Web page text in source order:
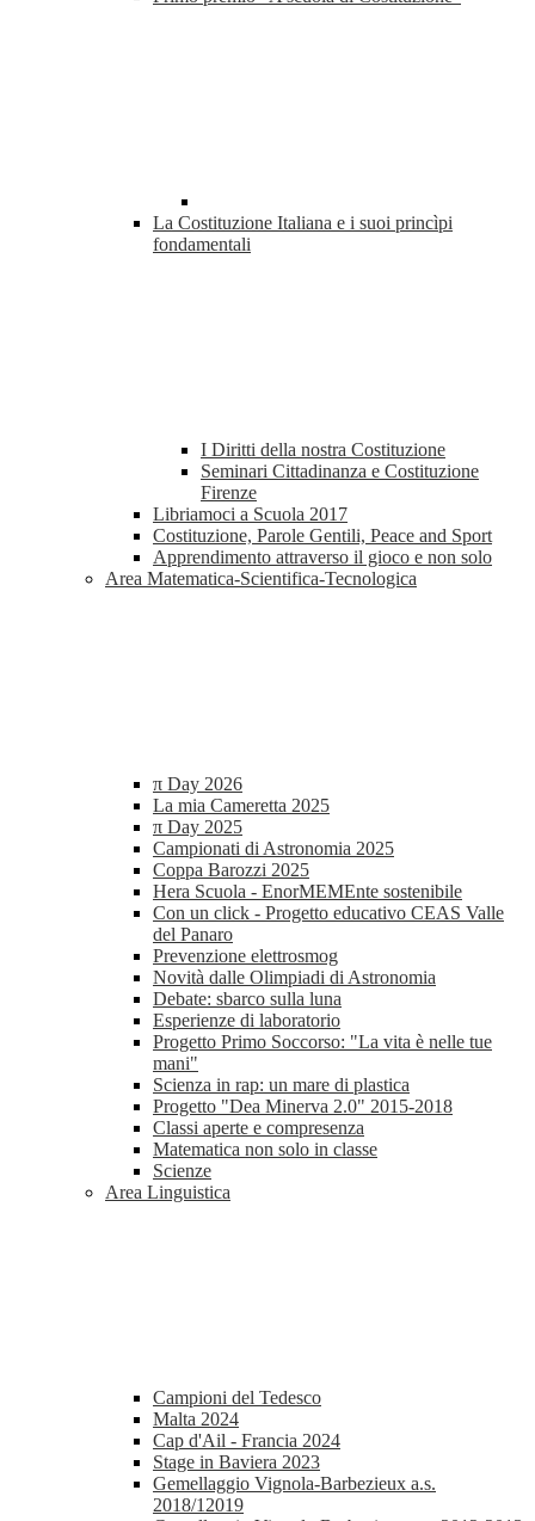
La Costituzione Italiana e i suoi princìpi
fondamentali
I Diritti della nostra Costituzione
Seminari Cittadinanza e Costituzione
Firenze
Libriamoci a Scuola 2017
Costituzione, Parole Gentili, Peace and Sport
Apprendimento attraverso il gioco e non solo
Area Matematica-Scientifica-Tecnologica
π Day 2026
La mia Cameretta 2025
π Day 2025
Campionati di Astronomia 2025
Coppa Barozzi 2025
Hera Scuola - EnorMEMEnte sostenibile
Con un click - Progetto educativo CEAS Valle
del Panaro
Prevenzione elettrosmog
Novità dalle Olimpiadi di Astronomia
Debate: sbarco sulla luna
Esperienze di laboratorio
Progetto Primo Soccorso: "La vita è nelle tue
mani"
Scienza in rap: un mare di plastica
Progetto "Dea Minerva 2.0" 2015-2018
Classi aperte e compresenza
Matematica non solo in classe
Scienze
Area Linguistica
Campioni del Tedesco
Malta 2024
Cap d'Ail - Francia 2024
Stage in Baviera 2023
Gemellaggio Vignola-Barbezieux a.s.
2018/12019